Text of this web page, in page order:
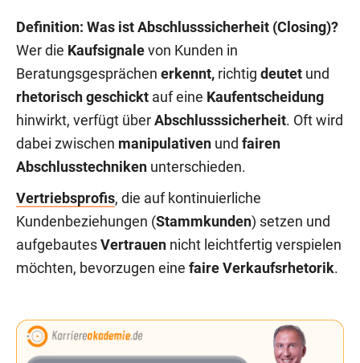
Definition: Was ist Abschlusssicherheit (Closing)?
Wer die Kaufsignale von Kunden in
Beratungsgesprächen erkennt, richtig deutet und
rhetorisch geschickt auf eine Kaufentscheidung
hinwirkt, verfügt über Abschlusssicherheit. Oft wird
dabei zwischen manipulativen und fairen
Abschlusstechniken unterschieden.
Vertriebsprofis, die auf kontinuierliche
Kundenbeziehungen (Stammkunden) setzen und
aufgebautes Vertrauen nicht leichtfertig verspielen
möchten, bevorzugen eine faire Verkaufsrhetorik.